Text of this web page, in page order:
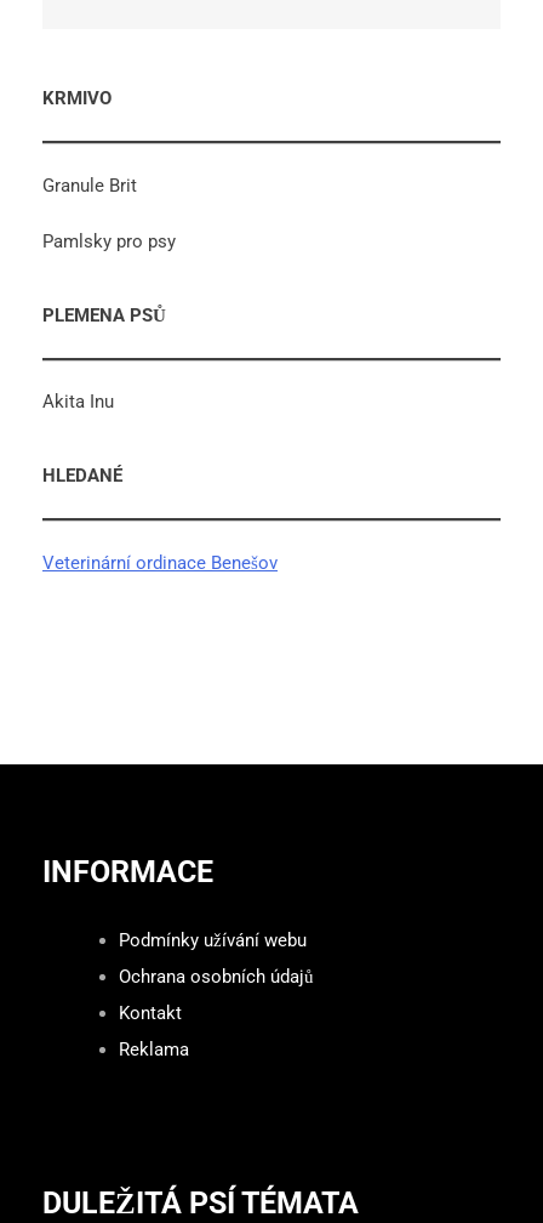
KRMIVO
Granule Brit
Pamlsky pro psy
PLEMENA PSŮ
Akita Inu
HLEDANÉ
Veterinární ordinace Benešov
INFORMACE
Podmínky užívání webu
Ochrana osobních údajů
Kontakt
Reklama
DULEŽITÁ PSÍ TÉMATA